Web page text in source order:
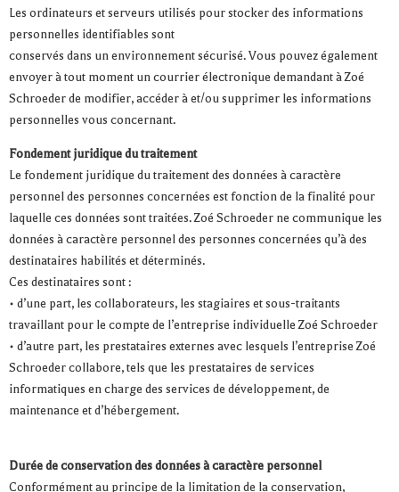
Les ordinateurs et serveurs utilisés pour stocker des informations
personnelles identifiables sont
conservés dans un environnement sécurisé. Vous pouvez également
envoyer à tout moment un courrier électronique demandant à Zoé
Schroeder de modifier, accéder à et/ou supprimer les informations
personnelles vous concernant.
Fondement juridique du traitement
Le fondement juridique du traitement des données à caractère
personnel des personnes concernées est fonction de la finalité pour
laquelle ces données sont traitées. Zoé Schroeder ne communique les
données à caractère personnel des personnes concernées qu’à des
destinataires habilités et déterminés.
Ces destinataires sont :
• d’une part, les collaborateurs, les stagiaires et sous-traitants
travaillant pour le compte de l’entreprise individuelle Zoé Schroeder
• d’autre part, les prestataires externes avec lesquels l’entreprise Zoé
Schroeder collabore, tels que les prestataires de services
informatiques en charge des services de développement, de
maintenance et d’hébergement.
Durée de conservation des données à caractère personnel
Conformément au principe de la limitation de la conservation,